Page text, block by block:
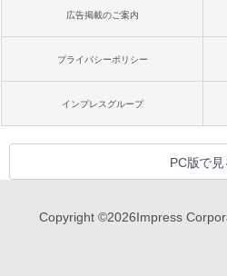
広告掲載のご案内
プライバシーポリシー
インプレスグループ
PC版で見
Copyright ©2026Impress